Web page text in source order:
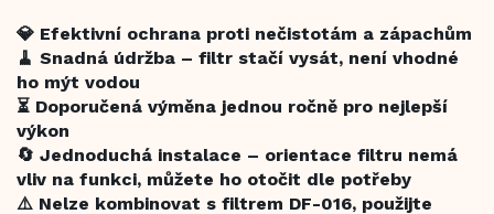
💎 Efektivní ochrana proti nečistotám a zápachům
🧹 Snadná údržba – filtr stačí vysát, není vhodné
ho mýt vodou
⏳ Doporučená výměna jednou ročně pro nejlepší
výkon
🔄 Jednoduchá instalace – orientace filtru nemá
vliv na funkci, můžete ho otočit dle potřeby
⚠️ Nelze kombinovat s filtrem DF-016, použijte